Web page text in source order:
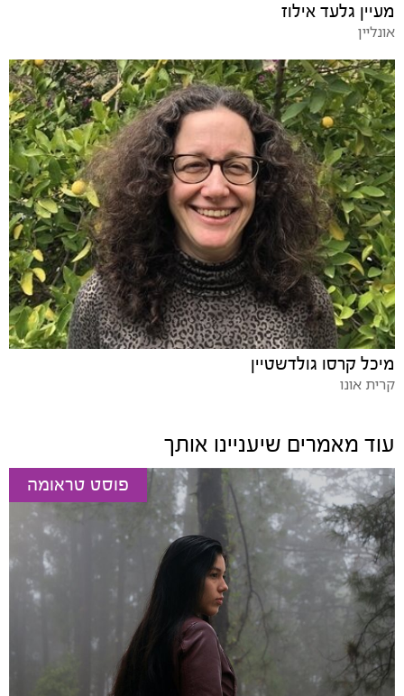
מעיין גלעד אילוז
אונליין
מיכל קרסו גולדשטיין
קרית אונו
עוד מאמרים שיעניינו אותך
פוסט טראומה